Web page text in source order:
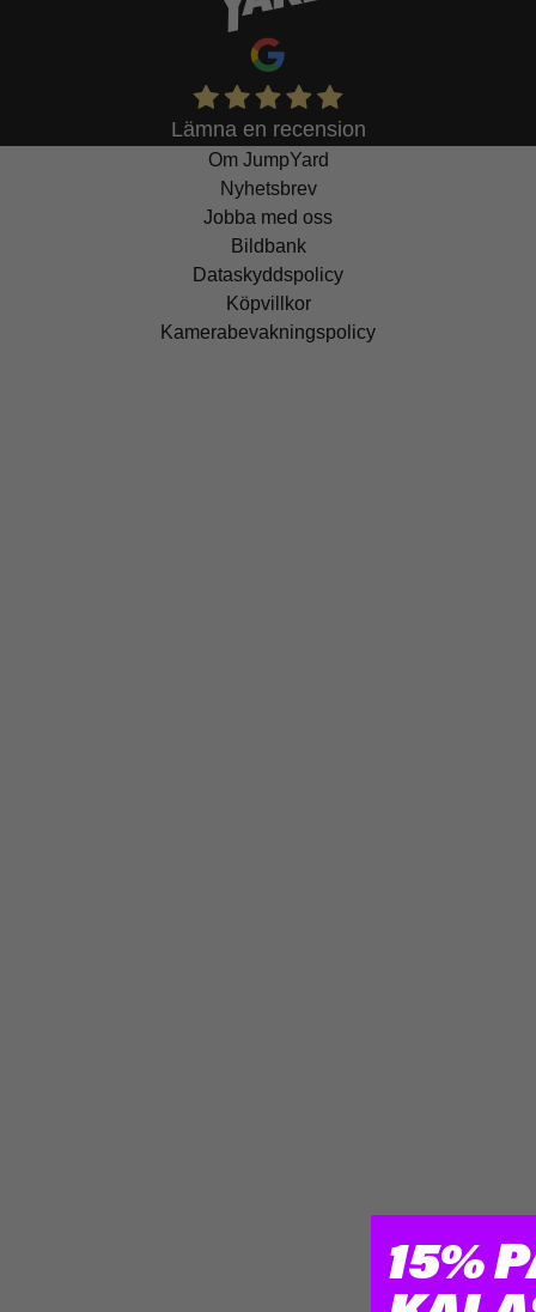
Lämna en recension
Om JumpYard
Nyhetsbrev
Jobba med oss
Bildbank
Dataskyddspolicy
Köpvillkor
Kamerabevakningspolicy
15%